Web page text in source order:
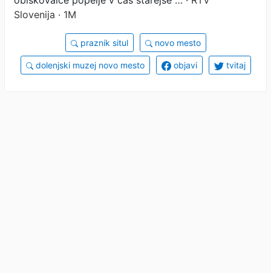
Slovenija · 1M
praznik situl novo mesto
dolenjski muzej novo mesto objavi tvitaj